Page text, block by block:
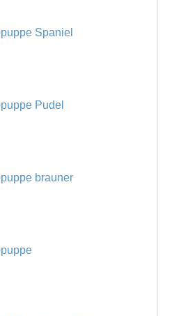
Spaniel
Pudel
brauner